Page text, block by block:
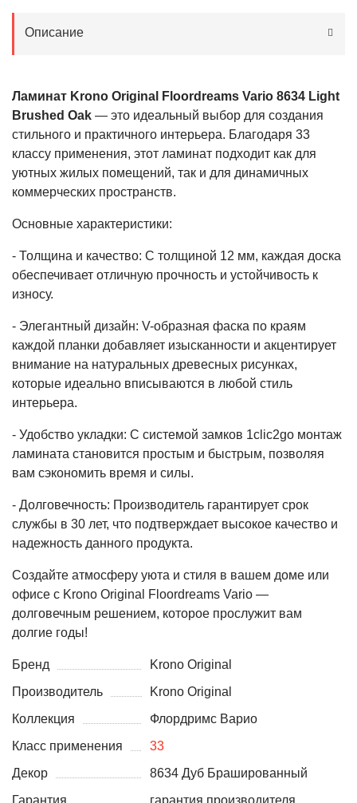
Описание
Ламинат Krono Original Floordreams Vario 8634 Light
Brushed Oak — это идеальный выбор для создания
стильного и практичного интерьера. Благодаря 33
классу применения, этот ламинат подходит как для
уютных жилых помещений, так и для динамичных
коммерческих пространств.
Основные характеристики:
- Толщина и качество: С толщиной 12 мм, каждая доска
обеспечивает отличную прочность и устойчивость к
износу.
- Элегантный дизайн: V-образная фаска по краям
каждой планки добавляет изысканности и акцентирует
внимание на натуральных древесных рисунках,
которые идеально вписываются в любой стиль
интерьера.
- Удобство укладки: С системой замков 1clic2go монтаж
ламината становится простым и быстрым, позволяя
вам сэкономить время и силы.
- Долговечность: Производитель гарантирует срок
службы в 30 лет, что подтверждает высокое качество и
надежность данного продукта.
Создайте атмосферу уюта и стиля в вашем доме или
офисе с Krono Original Floordreams Vario —
долговечным решением, которое прослужит вам
долгие годы!
Бренд
Krono Original
Производитель
Krono Original
Коллекция
Флордримс Варио
Класс применения
33
Декор
8634 Дуб Брашированный
Гарантия
гарантия производителя